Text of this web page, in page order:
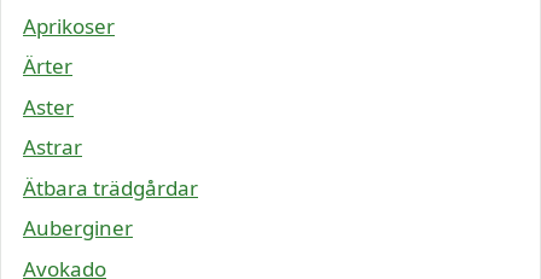
Aprikoser
Ärter
Aster
Astrar
Ätbara trädgårdar
Auberginer
Avokado